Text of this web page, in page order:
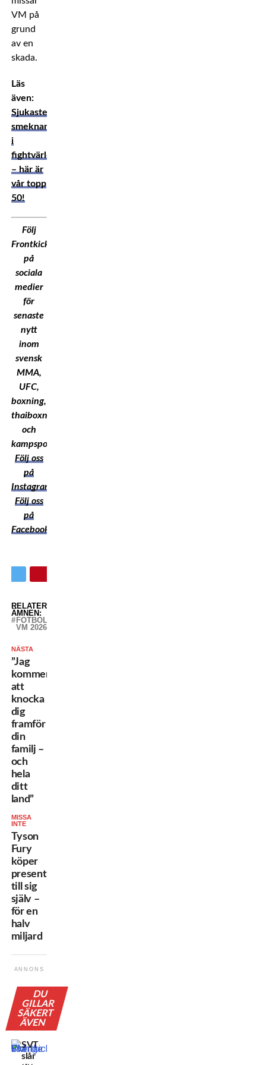
VM på
grund
av en
skada.
Läs
även:
Sjukaste
smeknamnen
i
fightvärlden
– här är
vår topp
50!
Följ
Frontkick.Online
på
sociala
medier
för
senaste
nytt
inom
svensk
MMA,
UFC,
boxning,
thaiboxning
och
kampsport!
Följ oss
på
Instagram
Följ oss
på
Facebook
RELATERADE
ÄMNEN:
FOTBOLLS-
VM 2026
NÄSTA
”Jag
kommer
att
knocka
dig
framför
din
familj –
och
hela
ditt
land”
MISSA
INTE
Tyson
Fury
köper
present
till sig
själv –
för en
halv
miljard
ANNONS
DU
GILLAR
SÄKERT
ÄVEN
SVT
slår